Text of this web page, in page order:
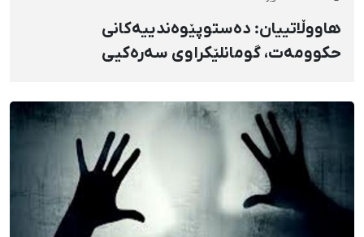
هاووڵاتییان: دەستوپێوەندییەکانی
حکوومەت، گومانلێکراوی سەرەکیی